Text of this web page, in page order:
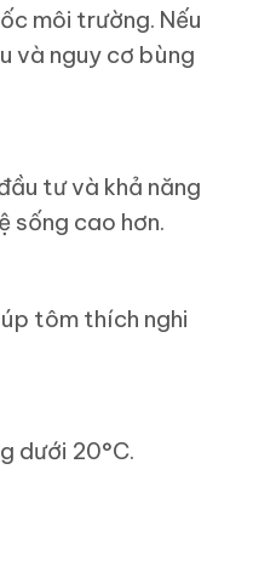
môi trường. Nếu
và nguy cơ bùng
tư và khả năng
sống cao hơn.
tôm thích nghi
dưới 20°C.